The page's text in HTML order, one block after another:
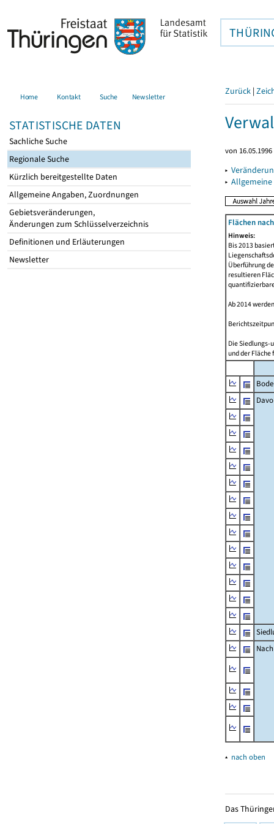
Home Kontakt Suche Newsletter
STATISTISCHE DATEN
Sachliche Suche
Regionale Suche
Kürzlich bereitgestellte Daten
Allgemeine Angaben, Zuordnungen
Gebietsveränderungen,
Änderungen zum Schlüsselverzeichnis
Definitionen und Erläuterungen
Newsletter
Zurück |
von
▸
▸
Flächen
Hinweis:
Bis 2013
Überführung
resultieren
Ab 2014
Die Siedlungs-
und der Fläche
▴ nach oben
Das